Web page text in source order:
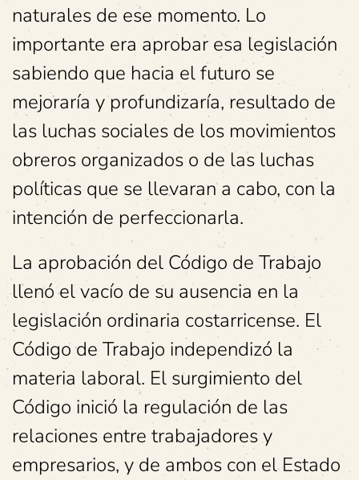
naturales de ese momento. Lo
importante era aprobar esa legislación
sabiendo que hacia el futuro se
mejoraría y profundizaría, resultado de
las luchas sociales de los movimientos
obreros organizados o de las luchas
políticas que se llevaran a cabo, con la
intención de perfeccionarla.
La aprobación del Código de Trabajo
llenó el vacío de su ausencia en la
legislación ordinaria costarricense. El
Código de Trabajo independizó la
materia laboral. El surgimiento del
Código inició la regulación de las
relaciones entre trabajadores y
empresarios, y de ambos con el Estado